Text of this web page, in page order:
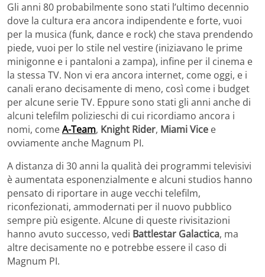
Gli anni 80 probabilmente sono stati l’ultimo decennio
dove la cultura era ancora indipendente e forte, vuoi
per la musica (funk, dance e rock) che stava prendendo
piede, vuoi per lo stile nel vestire (iniziavano le prime
minigonne e i pantaloni a zampa), infine per il cinema e
la stessa TV. Non vi era ancora internet, come oggi, e i
canali erano decisamente di meno, così come i budget
per alcune serie TV. Eppure sono stati gli anni anche di
alcuni telefilm polizieschi di cui ricordiamo ancora i
nomi, comeA-Team, Knight Rider, Miami Vice e
ovviamente anche Magnum PI.
A distanza di 30 anni la qualità dei programmi televisivi
è aumentata esponenzialmente e alcuni studios hanno
pensato di riportare in auge vecchi telefilm,
riconfezionati, ammodernati per il nuovo pubblico
sempre più esigente. Alcune di queste rivisitazioni
hanno avuto successo, vedi Battlestar Galactica, ma
altre decisamente no e potrebbe essere il caso di
Magnum PI.